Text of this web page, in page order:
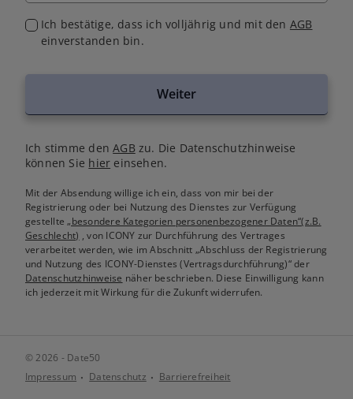
Ich bestätige, dass ich volljährig und mit den AGB
einverstanden bin.
Weiter
Ich stimme denAGB zu. Die Datenschutzhinweise
können Sie hier einsehen.
Mit der Absendung willige ich ein, dass von mir bei der
Registrierung oder bei Nutzung des Dienstes zur Verfügung
gestellte„besondere Kategorien personenbezogener Daten“(z.B.
Geschlecht) , von ICONY zur Durchführung des Vertrages
verarbeitet werden, wie im Abschnitt „Abschluss der Registrierung
und Nutzung des ICONY-Dienstes (Vertragsdurchführung)“ der
Datenschutzhinweise näher beschrieben. Diese Einwilligung kann
ich jederzeit mit Wirkung für die Zukunft widerrufen.
© 2026 - Date50
Impressum
Datenschutz Barrierefreiheit